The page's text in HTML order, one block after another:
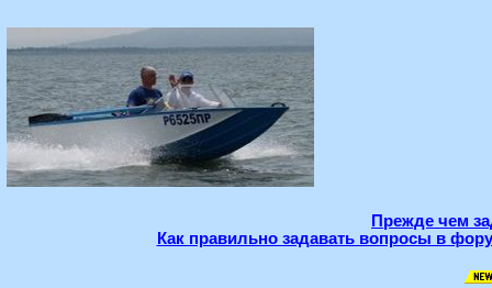
Прежде чем
Как правильно задавать вопросы в